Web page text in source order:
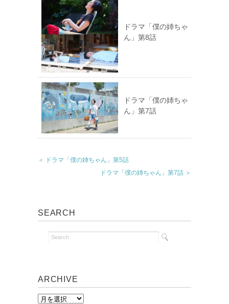
ドラマ「僕の姉ちゃ
ん」第8話
ドラマ「僕の姉ちゃ
ん」第7話
＜ ドラマ「僕の姉ちゃん」第5話
ドラマ「僕の姉ちゃん」第7話 ＞
SEARCH
ARCHIVE